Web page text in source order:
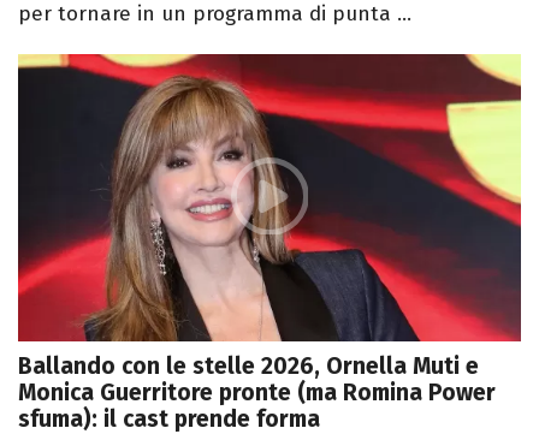
per tornare in un programma di punta ...
Ballando con le stelle 2026, Ornella Muti e
Monica Guerritore pronte (ma Romina Power
sfuma): il cast prende forma